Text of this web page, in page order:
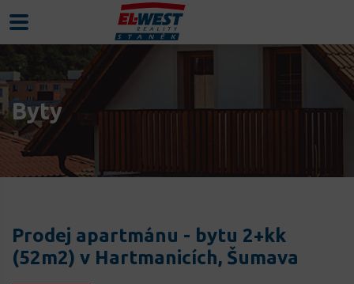
Byty
Prodej apartmánu - bytu 2+kk
(52m2) v Hartmanicích, Šumava